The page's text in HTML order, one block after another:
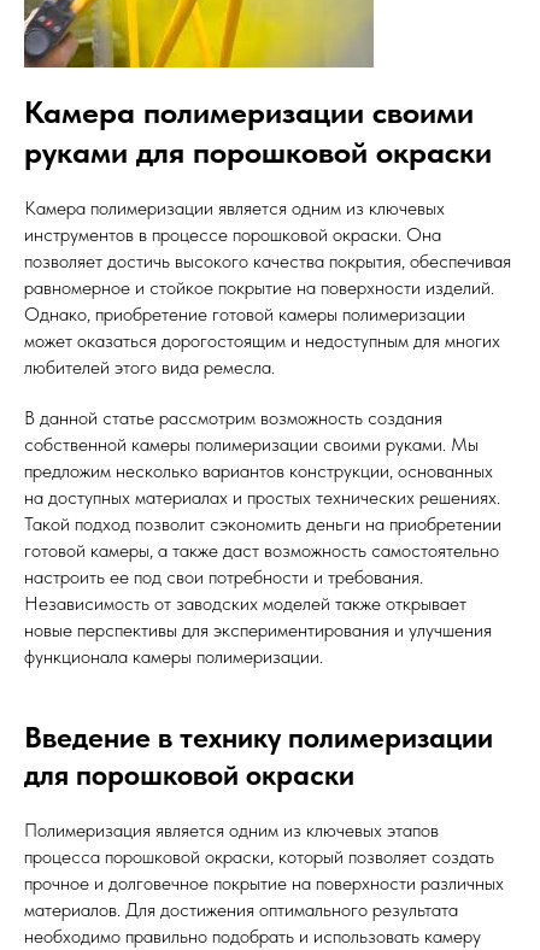
Камера полимеризации своими
руками для порошковой окраски
Камера полимеризации является одним из ключевых
инструментов в процессе порошковой окраски. Она
позволяет достичь высокого качества покрытия, обеспечивая
равномерное и стойкое покрытие на поверхности изделий.
Однако, приобретение готовой камеры полимеризации
может оказаться дорогостоящим и недоступным для многих
любителей этого вида ремесла.
В данной статье рассмотрим возможность создания
собственной камеры полимеризации своими руками. Мы
предложим несколько вариантов конструкции, основанных
на доступных материалах и простых технических решениях.
Такой подход позволит сэкономить деньги на приобретении
готовой камеры, а также даст возможность самостоятельно
настроить ее под свои потребности и требования.
Независимость от заводских моделей также открывает
новые перспективы для экспериментирования и улучшения
функционала камеры полимеризации.
Введение в технику полимеризации
для порошковой окраски
Полимеризация является одним из ключевых этапов
процесса порошковой окраски, который позволяет создать
прочное и долговечное покрытие на поверхности различных
материалов. Для достижения оптимального результата
необходимо правильно подобрать и использовать камеру